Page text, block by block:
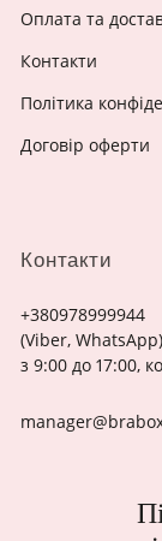
Контакти
+380978999944
(Viber, WhatsApp)
з 9:00 до 17:00,
Оплата та
Контакти
Політика
Договір оферти